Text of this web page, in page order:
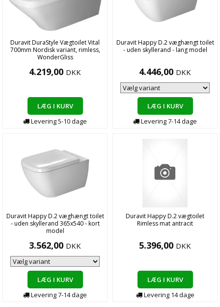
Duravit DuraStyle Vægtoilet Vital
700mm Nordisk variant, rimless,
WonderGliss
4.219,00 DKK
LÆG I KURV
Levering5-10dage
Duravit Happy D.2 væghængt toilet
- uden skyllerand - lang model
4.446,00 DKK
LÆG I KURV
Levering7-14dage
Duravit Happy D.2 væghængt toilet
- uden skyllerand 365x540 - kort
model
3.562,00 DKK
LÆG I KURV
Levering7-14dage
Duravit Happy D.2 vægtoilet
Rimless mat antracit
5.396,00 DKK
LÆG I KURV
Levering 14dage